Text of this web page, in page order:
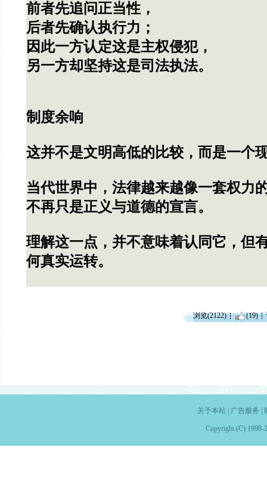
前者先追问正当性，
后者先确认执行力；
因此一方认定这是主权侵犯，
另一方却坚持这是司法执法。
制度余响
这并不是文明高低的比较，而是一个
当代世界中，法律越来越像一套权力
不再只是正义与道德的宣言。
理解这一点，并不意味着认同它，但
何真实运转。
浏览(2122) (19)
关于本站| 广告服务
Copyright (C) 1998-